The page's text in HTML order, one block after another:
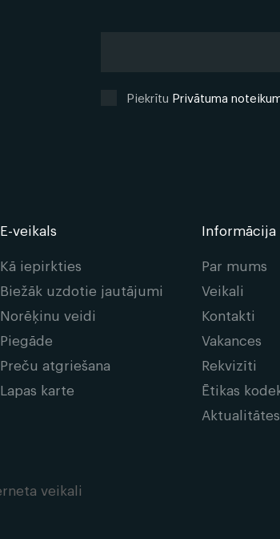
Piekrītu Privātuma
E-veikals
Kā iepirkties
Biežāk uzdotie jautājumi
Norēķinu veidi
Piegāde
Preču atgriešana
Lapas karte
Informācija
Par mums
Veikali
Kontakti
Vakances
Rekvizīti
Ētikas
Aktualitātes